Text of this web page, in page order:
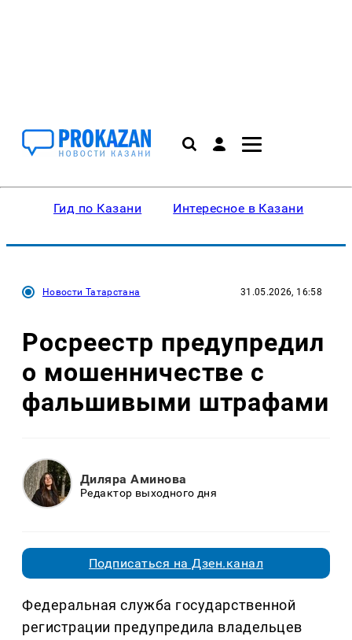
Гид по Казани Интересное в Казани
Новости Татарстана 31.05.2026, 16:58
Росреестр предупредил
о мошенничестве с
фальшивыми штрафами
Диляра Аминова
Редактор выходного дня
Подписаться на Дзен.канал
Федеральная служба государственной
регистрации предупредила владельцев